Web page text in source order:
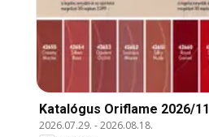
Katalógus Oriflame 2026/11
2026.07.29. -2026.08.18.